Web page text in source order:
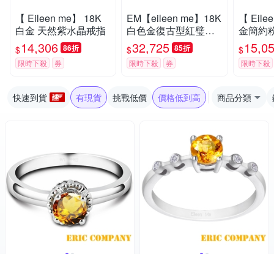
【 Eileen me】 18K
白金 天然紫水晶戒指
$14,306 86折
限時下殺 券
EM【eileen me】18K
白色金復古型紅璧璽
鑽戒
$32,725 85折
限時下殺 券
【
金簡約
$
限時下殺
快速到貨 有現貨 挑戰低價 價格低到高 商品分類